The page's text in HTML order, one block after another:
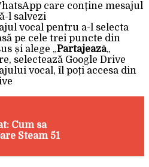
care conține mesajul
l salvezi
vocal pentru a-l selecta
pe cele trei puncte din
și alege „Partajează„
selectează Google Drive
vocal, îl poți accesa din
Cum sa
Steam 51